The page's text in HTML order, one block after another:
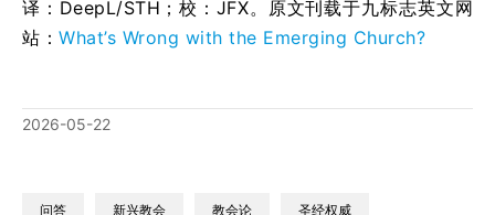
译：DeepL/STH；校： JFX。原文刊载于九标志英文网
站： What’s Wrong with the Emerging Church?
2026-05-22
问答 新兴教会 教会论 圣经权威